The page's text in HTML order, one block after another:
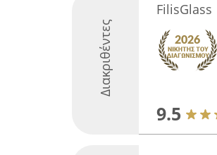
Διακριθέντες
9.5